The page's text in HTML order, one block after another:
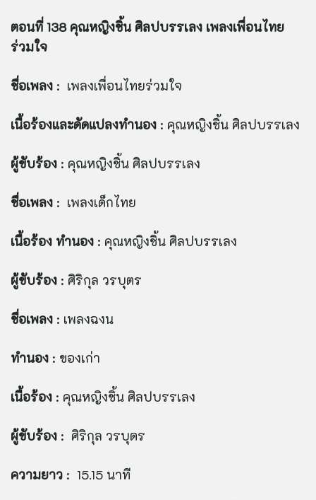
ตอนที่ 138 คุณหญิงชิ้น ศิลปบรรเลง เพลงเพื่อนไทย
ร่วมใจ
ชื่อเพลง : เพลงเพื่อนไทยร่วมใจ
เนื้อร้องและดัดแปลงทำนอง : คุณหญิงชิ้น ศิลปบรรเลง
ผู้ขับร้อง : คุณหญิงชิ้น ศิลปบรรเลง
ชื่อเพลง : เพลงเด็กไทย
เนื้อร้อง ทำนอง : คุณหญิงชิ้น ศิลปบรรเลง
ผู้ขับร้อง : ศิริกุล วรบุตร
ชื่อเพลง : เพลงฉงน
ทำนอง : ของเก่า
เนื้อร้อง : คุณหญิงชิ้น ศิลปบรรเลง
ผู้ขับร้อง : ศิริกุล วรบุตร
ความยาว : 15.15 นาที